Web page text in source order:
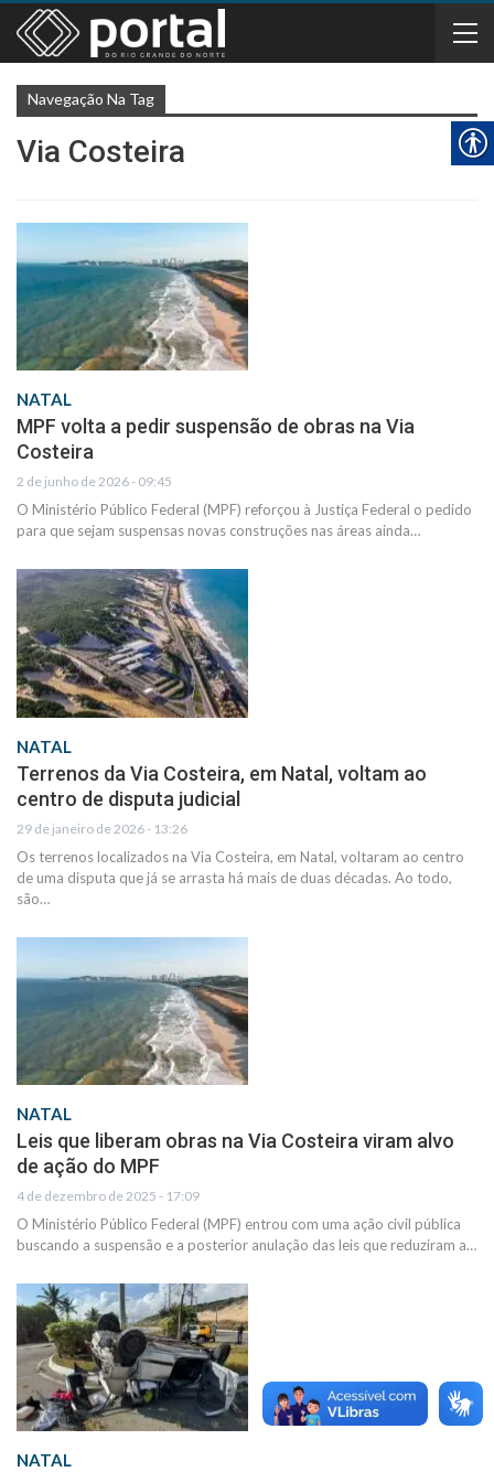
Navegação Na Tag
Via Costeira
NATAL
MPF volta a pedir suspensão de obras na Via
Costeira
2 de junho de 2026 - 09:45
O Ministério Público Federal (MPF) reforçou à Justiça Federal o pedido
para que sejam suspensas novas construções nas áreas ainda…
NATAL
Terrenos da Via Costeira, em Natal, voltam ao
centro de disputa judicial
29 de janeiro de 2026 - 13:26
Os terrenos localizados na Via Costeira, em Natal, voltaram ao centro
de uma disputa que já se arrasta há mais de duas décadas. Ao todo,
são…
NATAL
Leis que liberam obras na Via Costeira viram alvo
de ação do MPF
4 de dezembro de 2025 - 17:09
O Ministério Público Federal (MPF) entrou com uma ação civil pública
buscando a suspensão e a posterior anulação das leis que reduziram a…
NATAL